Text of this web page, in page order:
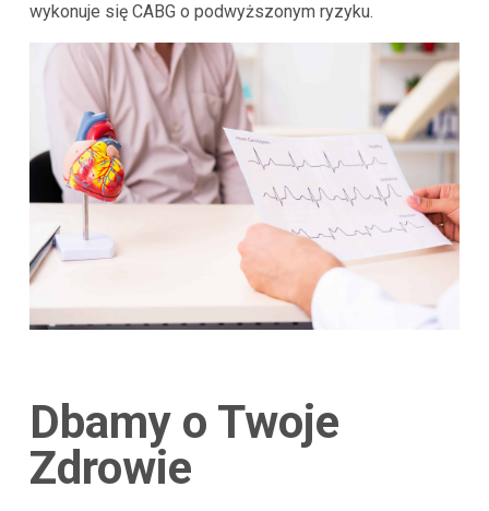
wykonuje się CABG o podwyższonym ryzyku.
Dbamy o Twoje
Zdrowie